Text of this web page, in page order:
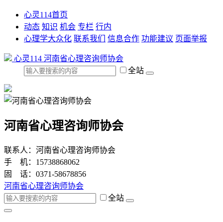
心灵114首页
动态 知识 机会 专栏 行内
心理学大众化 联系我们 信息合作 功能建议 页面举报
心灵114 河南省心理咨询师协会
全站
河南省心理咨询师协会
联系人：河南省心理咨询师协会
手 机：15738868062
固 话：0371-58678856
河南省心理咨询师协会
全站